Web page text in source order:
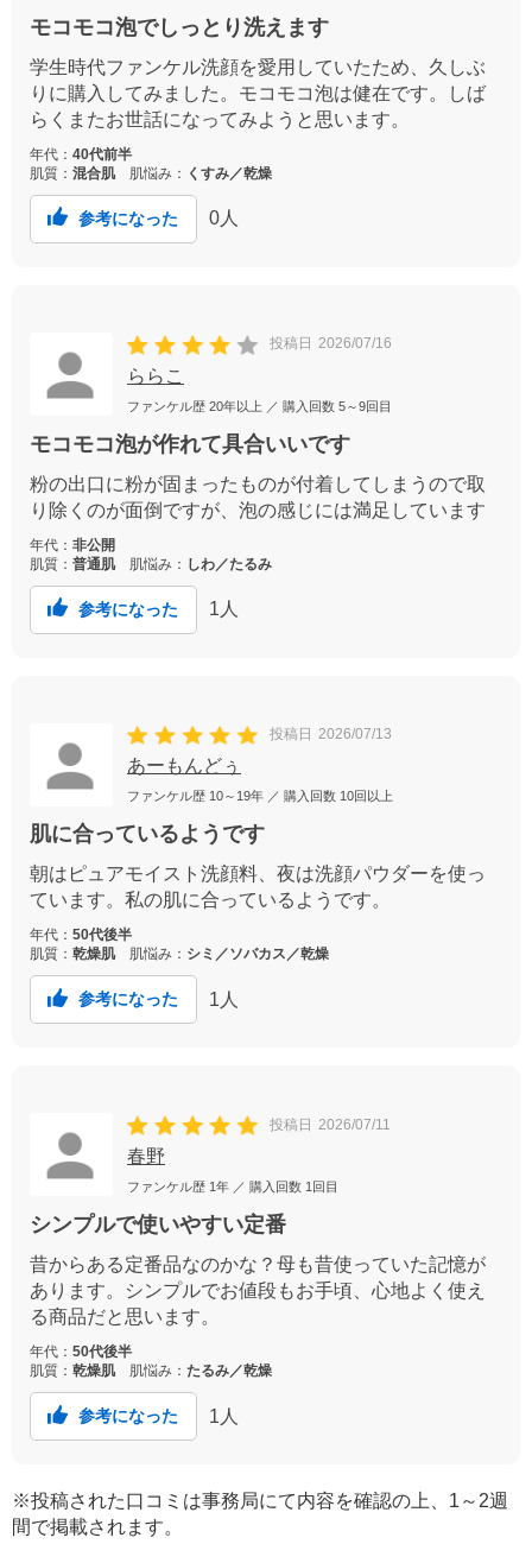
モコモコ泡でしっとり洗えます
学生時代ファンケル洗顔を愛用していたため、久しぶ
りに購入してみました。モコモコ泡は健在です。しば
らくまたお世話になってみようと思います。
年代： 40代前半
肌質： 混合肌 肌悩み： くすみ／乾燥
参考になった 0 人
投稿日 2026/07/16
ららこ
ファンケル歴 20年以上 ／ 購入回数 5～9回目
モコモコ泡が作れて具合いいです
粉の出口に粉が固まったものが付着してしまうので取
り除くのが面倒ですが、泡の感じには満足しています
年代： 非公開
肌質： 普通肌 肌悩み： しわ／たるみ
参考になった 1 人
投稿日 2026/07/13
あーもんどぅ
ファンケル歴 10～19年 ／ 購入回数 10回以上
肌に合っているようです
朝はピュアモイスト洗顔料、夜は洗顔パウダーを使っ
ています。私の肌に合っているようです。
年代： 50代後半
肌質： 乾燥肌 肌悩み： シミ／ソバカス／乾燥
参考になった 1 人
投稿日 2026/07/11
春野
ファンケル歴 1年 ／ 購入回数 1回目
シンプルで使いやすい定番
昔からある定番品なのかな？母も昔使っていた記憶が
あります。シンプルでお値段もお手頃、心地よく使え
る商品だと思います。
年代： 50代後半
肌質： 乾燥肌 肌悩み： たるみ／乾燥
参考になった 1 人
※投稿された口コミは事務局にて内容を確認の上、1～2週
間で掲載されます。